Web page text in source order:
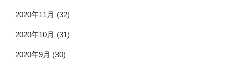
2020年11月 (32)
2020年10月 (31)
2020年9月 (30)